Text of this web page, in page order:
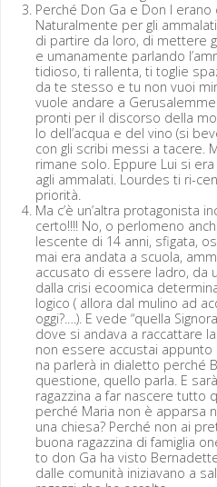
Per­ché Don Ga e Don I era­no
Nat­u­ral­mente per gli
di par­tire da loro, di met­tere
e umana­mente par­lan­do
tidioso, ti ral­len­ta, ti toglie
da te stes­so e tu non vuoi
vuole andare a
pron­ti per il dis­cor­so del­la
lo dell’acqua e del vino (si
con gli scribi mes­si a tacere.
rimane solo. Eppure Lui si
agli ammalati. Lour­des ti ri-
priorità.
Ma c’è un’al­tra pro­tag­o­nista
cer­to!!!! No, o per­lomeno
les­cente di 14 anni, sfi­ga­ta,
mai era anda­ta a scuo­la,
accusato di essere ladro, da
dal­la crisi ecoom­i­ca
logi­co ( allo­ra dal muli­no ad
oggi?.…). E vede “quel­la
dove si anda­va a rac­cattare
non essere accus­tai
na par­lerà in dialet­to per­ché
ques­tione, quel­lo par­la. E
ragazz­i­na a far nascere tut­to
per­ché Maria non è apparsa
una chiesa? Per­ché non ai
buona ragazz­i­na di famiglia
to don Ga ha vis­to
dalle comu­nità inizia­vano a